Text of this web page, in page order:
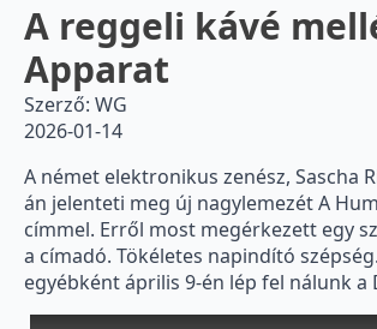
A reggeli kávé
Apparat
Szerző: WG
2026-01-14
A német elektronikus zenész, Sascha
án jelenteti meg új nagylemezét A
címmel. Erről most megérkezett egy
a címadó. Tökéletes napindító
egyébként április 9-én lép fel nálunk a